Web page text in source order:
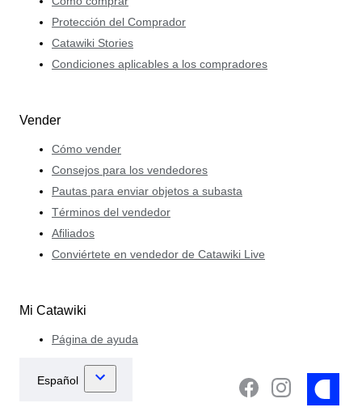
Protección del Comprador
Catawiki Stories
Condiciones aplicables a los compradores
Vender
Cómo vender
Consejos para los vendedores
Pautas para enviar objetos a subasta
Términos del vendedor
Afiliados
Conviértete en vendedor de Catawiki Live
Mi Catawiki
Página de ayuda